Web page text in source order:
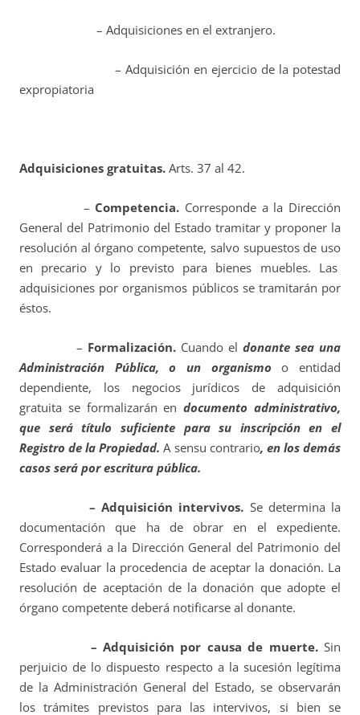
– Adquisiciones en el extranjero.
– Adquisición en ejercicio de la potestad
expropiatoria
Adquisiciones gratuitas. Arts. 37 al 42.
– Competencia. Corresponde a la Dirección
General del Patrimonio del Estado tramitar y proponer la
resolución al órgano competente, salvo supuestos de uso
en precario y lo previsto para bienes muebles. Las
adquisiciones por organismos públicos se tramitarán por
éstos.
– Formalización. Cuando eldonante sea una
Administración Pública, o un organismo o entidad
dependiente, los negocios jurídicos de adquisición
gratuita se formalizarán endocumento administrativo,
que será título suficiente para su inscripción en el
Registro de la Propiedad. A sensu contrario, en los demás
casos será por escritura pública.
– Adquisición intervivos. Se determina la
documentación que ha de obrar en el expediente.
Corresponderá a la Dirección General del Patrimonio del
Estado evaluar la procedencia de aceptar la donación. La
resolución de aceptación de la donación que adopte el
órgano competente deberá notificarse al donante.
– Adquisición por causa de muerte.Sin
perjuicio de lo dispuesto respecto a la sucesión legítima
de la Administración General del Estado, se observarán
los trámites previstos para las intervivos, si bien se